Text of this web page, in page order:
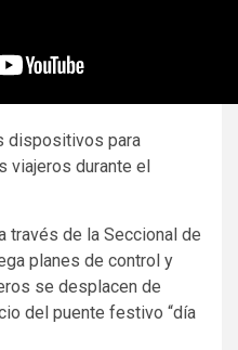
dispositivos para
viajeros durante el
través de la Seccional de
planes de control y
se desplacen de
del puente festivo “día